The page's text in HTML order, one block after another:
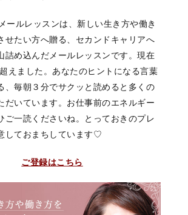
ールレッスンは、新しい生き方や働き
せたい方へ贈る、セカンドキャリアへ
詰め込んだメールレッスンです。現在
えました。あなたのヒントになる言葉
、毎朝３分でサクッと読めると多くの
だいています。お仕事前のエネルギー
ご一読くださいね。とっておきのプレ
しておまちしています♡
ご登録はこちら